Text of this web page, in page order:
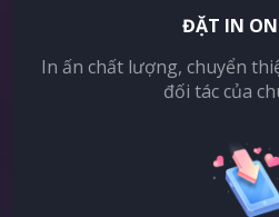
ĐẶT IN
In ấn chất lượng, chuyển
đối tác của